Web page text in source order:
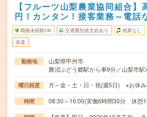
【フルーツ山梨農業協同組合】
円！カンタン！接客業務～電話
職種未経験OK 交通費別途支給あり 残業なし
派遣
勤務地
山梨県甲州市
勝沼ぶどう郷駅から車9分／山梨市
曜日頻度 月～金・土・日・祝(週5日) ※お休み
時間 08:30～16:00(実働6時間30分 休憩1